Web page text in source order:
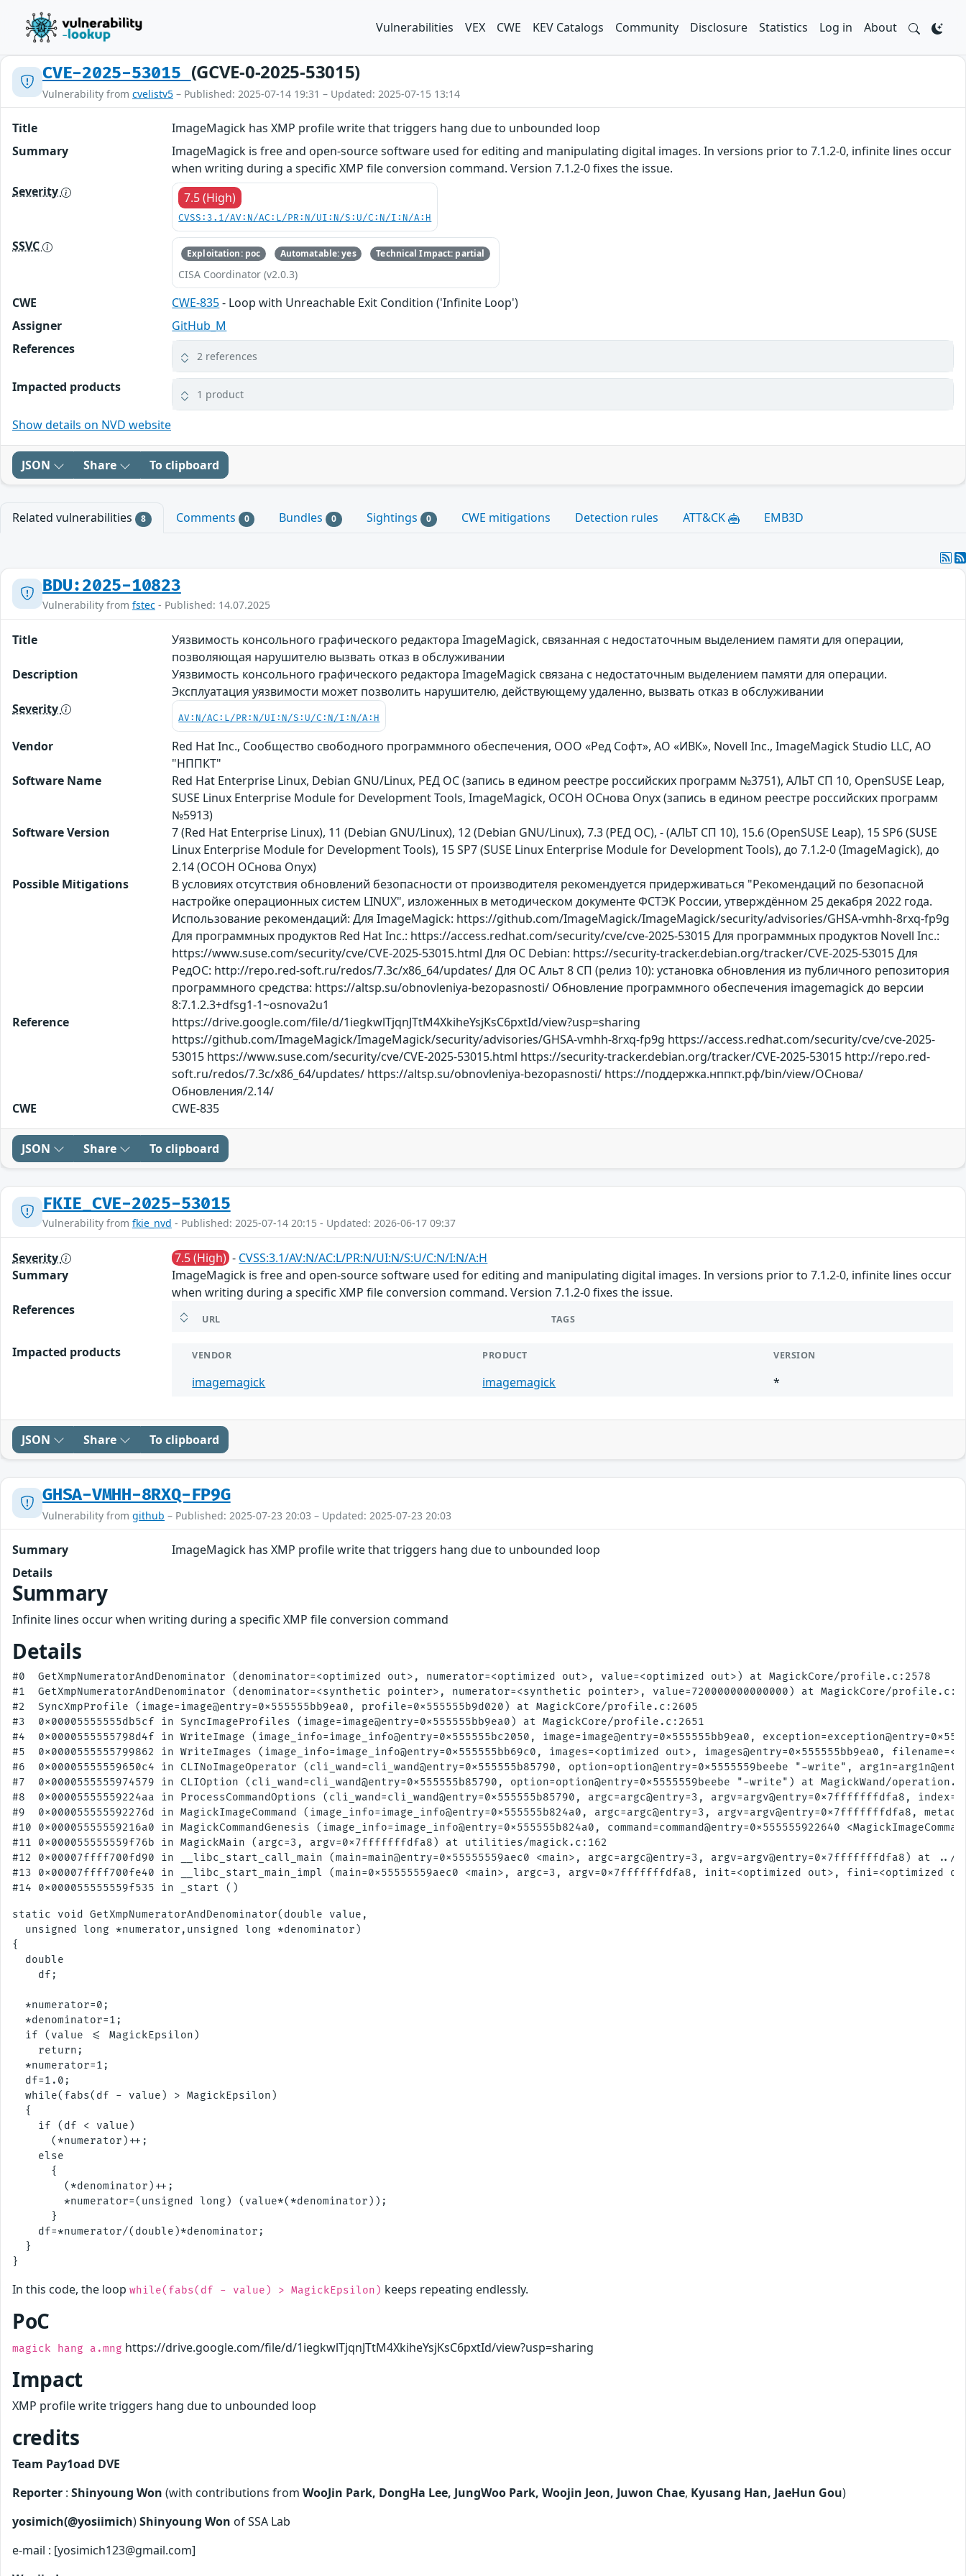
Vulnerabilities VEX CWE KEV Catalogs Community Disclosure Statistics Log in About
CVE-2025-53015 (GCVE-0-2025-53015)
Vulnerability from cvelistv5 – Published: 2025-07-14 19:31 – Updated: 2025-07-15 13:14
Title
ImageMagick has XMP profile write that triggers hang due to unbounded loop
Summary
ImageMagick is free and open-source software used for editing and manipulating digital images. In versions prior to 7.1.2-0, infinite lines occur
when writing during a specific XMP file conversion command. Version 7.1.2-0 fixes the issue.
Severity
7.5 (High)
CVSS:3.1/AV:N/AC:L/PR:N/UI:N/S:U/C:N/I:N/A:H
SSVC Exploitation: poc Automatable: yes Technical Impact: partial
CISA Coordinator (v2.0.3)
CWE CWE-835- Loop with Unreachable Exit Condition ('Infinite Loop')
Assigner
GitHub_M
References
2 references
Impacted products 1 product
Show details on NVD website
JSON Share To clipboard
Related vulnerabilities 8 Comments 0 Bundles 0 Sightings 0 CWE mitigations Detection rules ATT&CK EMB3D
BDU:2025-10823
Vulnerability from fstec - Published: 14.07.2025
Title
Уязвимость консольного графического редактора ImageMagick, связанная с недостаточным выделением памяти для операции,
позволяющая нарушителю вызвать отказ в обслуживании
Description
Уязвимость консольного графического редактора ImageMagick связана с недостаточным выделением памяти для операции.
Эксплуатация уязвимости может позволить нарушителю, действующему удаленно, вызвать отказ в обслуживании
Severity
AV:N/AC:L/PR:N/UI:N/S:U/C:N/I:N/A:H
Vendor
Red Hat Inc., Сообщество свободного программного обеспечения, ООО «Ред Софт», АО «ИВК», Novell Inc., ImageMagick Studio LLC, АО
"НППКТ"
Software Name
Red Hat Enterprise Linux, Debian GNU/Linux, РЕД ОС (запись в едином реестре российских программ №3751), АЛЬТ СП 10, OpenSUSE Leap,
SUSE Linux Enterprise Module for Development Tools, ImageMagick, ОСОН ОСнова Оnyx (запись в едином реестре российских программ
№5913)
Software Version
7 (Red Hat Enterprise Linux), 11 (Debian GNU/Linux), 12 (Debian GNU/Linux), 7.3 (РЕД ОС), - (АЛЬТ СП 10), 15.6 (OpenSUSE Leap), 15 SP6 (SUSE
Linux Enterprise Module for Development Tools), 15 SP7 (SUSE Linux Enterprise Module for Development Tools), до 7.1.2-0 (ImageMagick), до
2.14 (ОСОН ОСнова Оnyx)
Possible Mitigations
В условиях отсутствия обновлений безопасности от производителя рекомендуется придерживаться "Рекомендаций по безопасной
настройке операционных систем LINUX", изложенных в методическом документе ФСТЭК России, утверждённом 25 декабря 2022 года.
Использование рекомендаций: Для ImageMagick: https://github.com/ImageMagick/ImageMagick/security/advisories/GHSA-vmhh-8rxq-fp9g
Для программных продуктов Red Hat Inc.: https://access.redhat.com/security/cve/cve-2025-53015 Для программных продуктов Novell Inc.:
https://www.suse.com/security/cve/CVE-2025-53015.html Для ОС Debian: https://security-tracker.debian.org/tracker/CVE-2025-53015 Для
РедОС: http://repo.red-soft.ru/redos/7.3c/x86_64/updates/ Для ОС Альт 8 СП (релиз 10): установка обновления из публичного репозитория
программного средства: https://altsp.su/obnovleniya-bezopasnosti/ Обновление программного обеспечения imagemagick до версии
8:7.1.2.3+dfsg1-1~osnova2u1
Reference
https://drive.google.com/file/d/1iegkwlTjqnJTtM4XkiheYsjKsC6pxtId/view?usp=sharing
https://github.com/ImageMagick/ImageMagick/security/advisories/GHSA-vmhh-8rxq-fp9g https://access.redhat.com/security/cve/cve-2025-
53015 https://www.suse.com/security/cve/CVE-2025-53015.html https://security-tracker.debian.org/tracker/CVE-2025-53015 http://repo.red-
soft.ru/redos/7.3c/x86_64/updates/ https://altsp.su/obnovleniya-bezopasnosti/ https://поддержка.нппкт.рф/bin/view/ОСнова/
Обновления/2.14/
CWE
CWE-835
JSON Share To clipboard
FKIE_CVE-2025-53015
Vulnerability from fkie_nvd - Published: 2025-07-14 20:15 - Updated: 2026-06-17 09:37
Severity 7.5 (High) - CVSS:3.1/AV:N/AC:L/PR:N/UI:N/S:U/C:N/I:N/A:H
Summary
ImageMagick is free and open-source software used for editing and manipulating digital images. In versions prior to 7.1.2-0, infinite lines occur
when writing during a specific XMP file conversion command. Version 7.1.2-0 fixes the issue.
References
URL TAGS
Impacted products VENDOR PRODUCT VERSION
imagemagick imagemagick *
JSON Share To clipboard
GHSA-VMHH-8RXQ-FP9G
Vulnerability from github – Published: 2025-07-23 20:03 – Updated: 2025-07-23 20:03
Summary
ImageMagick has XMP profile write that triggers hang due to unbounded loop
Details
Summary
Infinite lines occur when writing during a specific XMP file conversion command
Details
#0  GetXmpNumeratorAndDenominator (denominator=<optimized out>, numerator=<optimized out>, value=<optimized out>) at MagickCore/profile.c:2578
#1  GetXmpNumeratorAndDenominator (denominator=<synthetic pointer>, numerator=<synthetic pointer>, value=720000000000000) at MagickCore/
#2  SyncXmpProfile (image=image@entry=0x555555bb9ea0, profile=0x555555b9d020) at MagickCore/profile.c:2605
#3  0x00005555555db5cf in SyncImageProfiles (image=image@entry=0x555555bb9ea0) at MagickCore/profile.c:2651
#4  0x0000555555798d4f in WriteImage (image_info=image_info@entry=0x555555bc2050, image=image@entry=0x555555bb9ea0,
#5  0x0000555555799862 in WriteImages (image_info=image_info@entry=0x555555bb69c0, images=<optimized out>, images@entry=0x555555bb9ea0,
#6  0x00005555559650c4 in CLINoImageOperator (cli_wand=cli_wand@entry=0x555555b85790, option=option@entry=0x5555559beebe "-write",
#7  0x0000555555974579 in CLIOption (cli_wand=cli_wand@entry=0x555555b85790, option=option@entry=0x5555559beebe "-write") at MagickWand/
#8  0x00005555559224aa in ProcessCommandOptions (cli_wand=cli_wand@entry=0x555555b85790, argc=argc@entry=3, argv=argv@entry=0x7fffffffdfa8,
#9  0x000055555592276d in MagickImageCommand (image_info=image_info@entry=0x555555b824a0, argc=argc@entry=3, argv=argv@entry=0x7fffffffdfa8,
#10 0x00005555559216a0 in MagickCommandGenesis (image_info=image_info@entry=0x555555b824a0, command=command@entry=0x555555922640
#11 0x000055555559f76b in MagickMain (argc=3, argv=0x7fffffffdfa8) at utilities/magick.c:162
#12 0x00007ffff700fd90 in __libc_start_call_main (main=main@entry=0x55555559aec0 <main>, argc=argc@entry=3, argv=argv@entry=0x7fffffffdfa8) at
#13 0x00007ffff700fe40 in __libc_start_main_impl (main=0x55555559aec0 <main>, argc=3, argv=0x7fffffffdfa8, init=<optimized out>,
static void GetXmpNumeratorAndDenominator(double value,
  unsigned long *numerator,unsigned long *denominator)
{
  double
    df;
  *numerator=0;
  *denominator=1;
  if (value <= MagickEpsilon)
    return;
  *numerator=1;
  df=1.0;
  while(fabs(df - value) > MagickEpsilon)
  {
    if (df < value)
      (*numerator)++;
    else
      {
        (*denominator)++;
        *numerator=(unsigned long) (value*(*denominator));
      }
    df=*numerator/(double)*denominator;
  }
In this code, the loop while(fabs(df - value) > MagickEpsilon) keeps repeating endlessly.
PoC
magick hang a.mng https://drive.google.com/file/d/1iegkwlTjqnJTtM4XkiheYsjKsC6pxtId/view?usp=sharing
Impact
XMP profile write triggers hang due to unbounded loop
credits
Team Pay1oad DVE
Reporter : Shinyoung Won (with contributions from WooJin Park, DongHa Lee, JungWoo Park, Woojin Jeon, Juwon Chae, Kyusang Han, JaeHun Gou)
yosimich(@yosiimich)Shinyoung Won of SSA Lab
e-mail : [yosimich123@gmail.com]